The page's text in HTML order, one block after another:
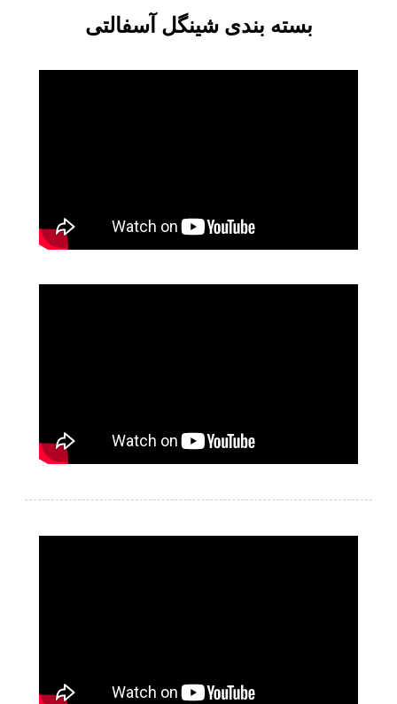
بسته بندی شینگل آسفالتی